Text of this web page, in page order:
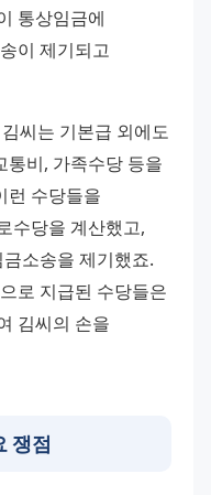
통상임금에
이 제기되고
씨는 기본급 외에도
통비, 가족수당 등을
런 수당들을
수당을 계산했고,
소송을 제기했죠.
로 지급된 수당들은
김씨의 손을
쟁점